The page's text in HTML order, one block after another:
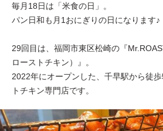
毎月18日は「米食の日」。
パン日和も月1おにぎりの日になります♪
29回目は、福岡市東区松崎の『
ローストチキン）』。
2022年にオープンした、千早駅から徒
トチキン専門店です。